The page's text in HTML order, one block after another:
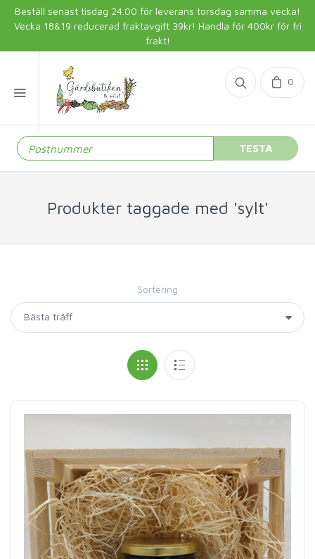
Beställ senast tisdag 24.00 för leverans torsdag samma vecka!
Vecka 18&19 reducerad fraktavgift 39kr! Handla för 400kr för fri
frakt!
0
TESTA
Produkter taggade med 'sylt'
Sortering